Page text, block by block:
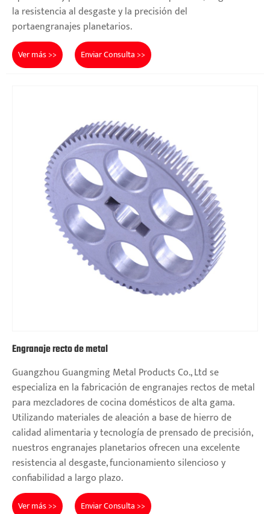
la resistencia al desgaste y la precisión del
portaengranajes planetarios.
Ver más >> Enviar Consulta >>
Engranaje recto de metal
Guangzhou Guangming Metal Products Co., Ltd se
especializa en la fabricación de engranajes rectos de metal
para mezcladores de cocina domésticos de alta gama.
Utilizando materiales de aleación a base de hierro de
calidad alimentaria y tecnología de prensado de precisión,
nuestros engranajes planetarios ofrecen una excelente
resistencia al desgaste, funcionamiento silencioso y
confiabilidad a largo plazo.
Ver más >> Enviar Consulta >>